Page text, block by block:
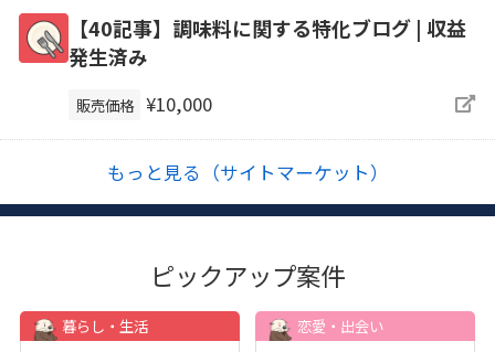
【40記事】調味料に関する特化ブログ | 収益
発生済み
販売価格 ¥10,000
もっと見る（サイトマーケット）
ピックアップ案件
暮らし・生活
恋愛・出会い